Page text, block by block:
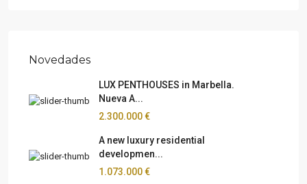
Novedades
LUX PENTHOUSES in Marbella.
Nueva A...
2.300.000 €
A new luxury residential
developmen...
1.073.000 €